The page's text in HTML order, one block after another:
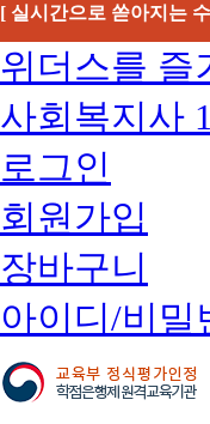
[ 실시간으로 쏟아지는
위더스를 즐
사회복지사
로그인
회원가입
장바구니
아이디/비밀